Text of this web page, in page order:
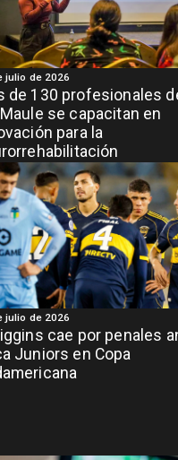
de 130 profesionales
se capacitan en
para la
julio de 2026
cae por penales
Juniors en Copa
julio de 2026